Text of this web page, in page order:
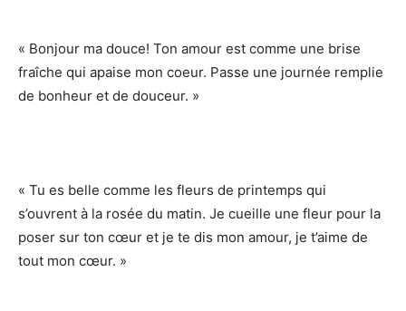
« Bonjour ma douce! Ton amour est comme une brise
fraîche qui apaise mon coeur. Passe une journée remplie
de bonheur et de douceur. »
« Tu es belle comme les fleurs de printemps qui
s’ouvrent à la rosée du matin. Je cueille une fleur pour la
poser sur ton cœur et je te dis mon amour, je t’aime de
tout mon cœur. »